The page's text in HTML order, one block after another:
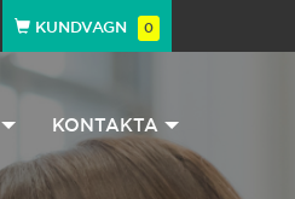
KUNDVAGN 0
KONTAKTA